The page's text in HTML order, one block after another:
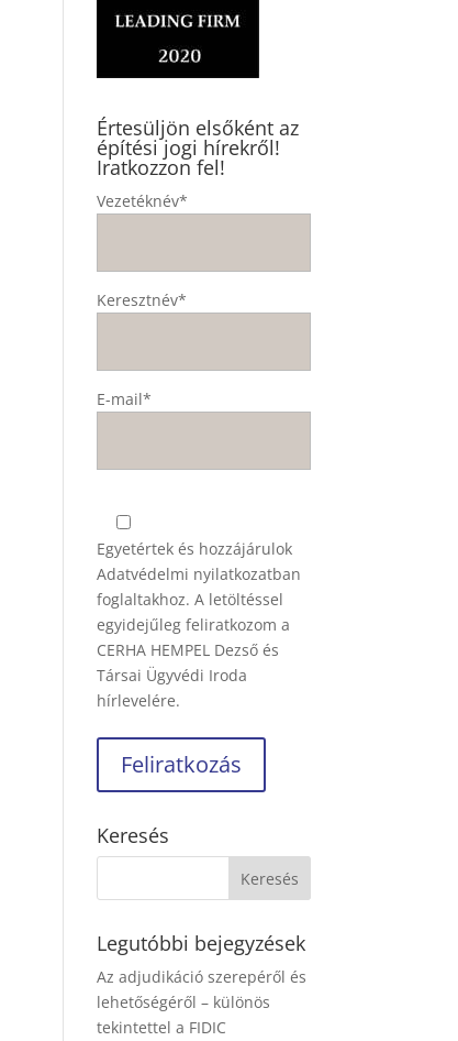
Értesüljön elsőként az
építési jogi hírekről!
Iratkozzon fel!
Vezetéknév*
Keresztnév*
E-mail*
Egyetértek és hozzájárulok
Adatvédelmi nyilatkozatban
foglaltakhoz. A letöltéssel
egyidejűleg feliratkozom a
CERHA HEMPEL Dezső és
Társai Ügyvédi Iroda
hírlevelére.
Keresés
Legutóbbi bejegyzések
Az adjudikáció szerepéről és
lehetőségéről – különös
tekintettel a FIDIC